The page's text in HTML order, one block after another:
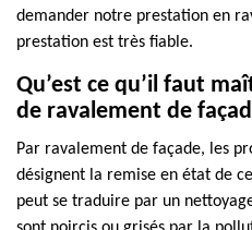
demander notre prestation en
prestation est très fiable.
Qu’est ce qu’il faut
de ravalement de
Par ravalement de façade, les
désignent la remise en état de
peut se traduire par un